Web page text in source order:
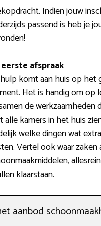
Indien jouw
passend is heb je
afspraak
komt aan huis op het
Het is handig om op
de werkzaamheden
alle kamers in het huis
welke dingen wat
Vertel ook waar zaken
klaarstaan.
aanbod